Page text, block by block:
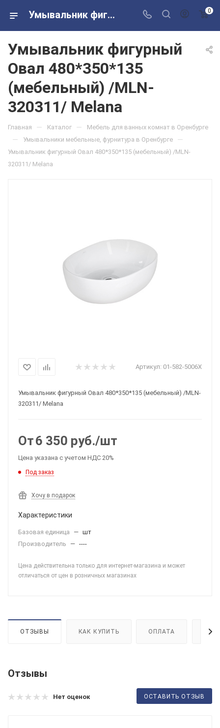
Умывальник фигурный Овал 480*350*135 (мебельный) /MLN-320311/ Melana в розничных магазинах Сантехторг 0
Умывальник фигурный
Овал 480*350*135
(мебельный) /MLN-
320311/ Melana
Главная — Каталог — Мебель для ванных комнат в Оренбурге
— Умывальники мебельные, фурнитура в Оренбурге —
Умывальник фигурный Овал 480*350*135 (мебельный) /MLN-
320311/ Melana
Артикул: 01-582-5006Х
Умывальник фигурный Овал 480*350*135 (мебельный) /MLN-
320311/ Melana
От6 350 руб./шт
Цена указана с учетом НДС 20%
Под заказ
Хочу в подарок
Характеристики
Базовая единица — шт
Производитель
— ----
Цена действительна только для интернет-магазина и может
отличаться от цен в розничных магазинах
ОТЗЫВЫ КАК КУПИТЬ ОПЛАТА
Отзывы
Нет оценок ОСТАВИТЬ ОТЗЫВ